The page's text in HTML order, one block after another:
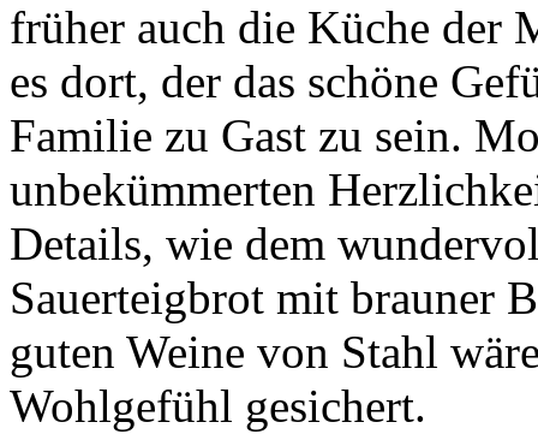
früher auch die Küche der
es dort, der das schöne
Familie zu Gast zu sein.
unbekümmerten
Details, wie dem
Sauerteigbrot mit brauner
guten Weine von Stahl
Wohlgefühl gesichert.